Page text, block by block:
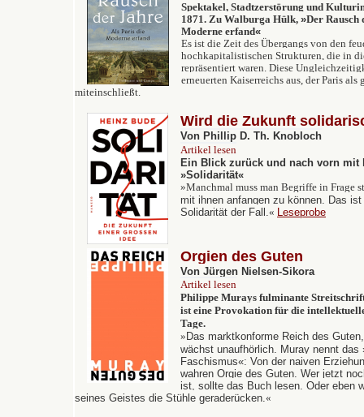
Spektakel, Stadtzerstörung und
1871. Zu Walburga Hülk, »Der Rausch
Moderne erfand«
Es ist die Zeit des Übergangs von den
hochkapitalistischen Strukturen, die in
repräsentiert waren. Diese
erneuerten Kaiserreichs aus, der Paris
miteinschließt.
Wird die Zukunft
Von Phillip D. Th. Knobloch
Artikel lesen
Ein Blick zurück und nach vorn mit
»Solidarität«
»Manchmal muss man Begriffe in Frage
mit ihnen anfangen zu können. Das
Solidarität der Fall.« Leseprobe
Orgien des Guten
Von Jürgen Nielsen-Sikora
Artikel lesen
Philippe Murays fulminante
ist eine Provokation für die
Tage.
» Das marktkonforme Reich des
wächst unaufhörlich. Muray nennt das
Faschismus«: Von der naiven
wahren Orgie des Guten. Wer jetzt
ist, sollte das Buch lesen. Oder eben
seines Geistes die Stühle geraderücken.«